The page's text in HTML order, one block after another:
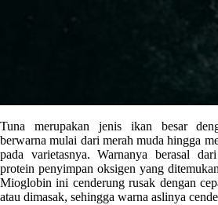
Tuna merupakan jenis ikan besar
berwarna mulai dari merah muda hingga
pada varietasnya. Warnanya berasal
protein penyimpan oksigen yang
Mioglobin ini cenderung rusak dengan
atau dimasak, sehingga warna aslinya